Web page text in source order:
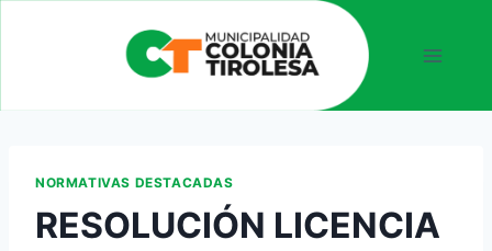
NORMATIVAS DESTACADAS
RESOLUCIÓN LICENCIA